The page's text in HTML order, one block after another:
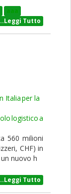
aaa
Tutto
Italia per la
logistico a
560 milioni
CHF) in
nuovo h
Tutto